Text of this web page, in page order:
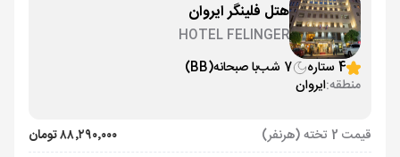
هتل فلینگر ایروان
HOTEL FELINGER
4 ستاره
7 شب با صبحانه(BB)
منطقه:ایروان
قیمت 2 تخته (هرنفر)
۸۸٬۲۹۰٬۰۰۰ تومان